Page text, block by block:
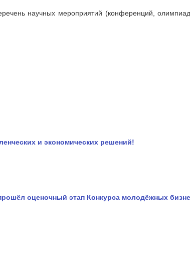
научных мероприятий (конференций,
и экономических решений!
оценочный этап Конкурса молодёжных